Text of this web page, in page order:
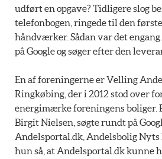
udført en opgave? Tidligere slog
telefonbogen, ringede til den
håndværker. Sådan var det
på Google og søger efter den
En af foreningerne er Velling
Ringkøbing, der i 2012 stod over
energimærke foreningens boliger.
Birgit Nielsen, søgte rundt på
Andelsportal.dk, Andelsbolig
hun så, at Andelsportal.dk kunne